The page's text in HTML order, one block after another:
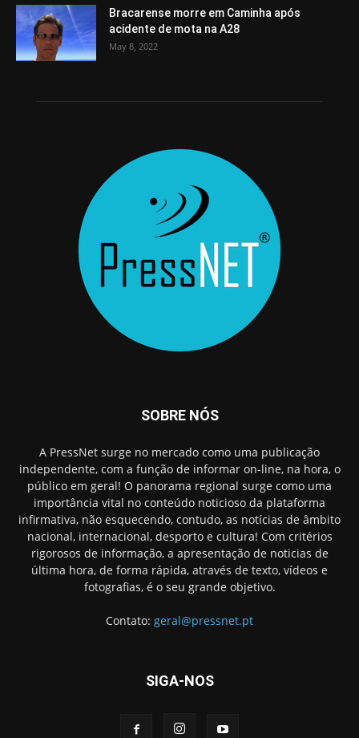
Bracarense morre em Caminha após
acidente de mota na A28
May 8, 2022
SOBRE NÓS
A PressNet surge no mercado como uma publicação
independente, com a função de informar on-line, na hora, o
público em geral! O panorama regional surge como uma
importância vital no conteúdo noticioso da plataforma
infirmativa, não esquecendo, contudo, as notícias de âmbito
nacional, internacional, desporto e cultura! Com critérios
rigorosos de informação, a apresentação de noticias de
última hora, de forma rápida, através de texto, vídeos e
fotografias, é o seu grande objetivo.
Contato: geral@pressnet.pt
SIGA-NOS